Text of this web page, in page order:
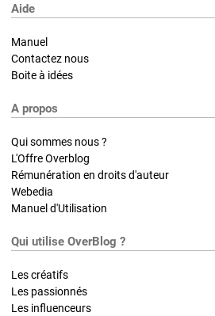
Aide
Manuel
Contactez nous
Boite à idées
A propos
Qui sommes nous ?
L'Offre Overblog
Rémunération en droits d'auteur
Webedia
Manuel d'Utilisation
Qui utilise OverBlog ?
Les créatifs
Les passionnés
Les influenceurs